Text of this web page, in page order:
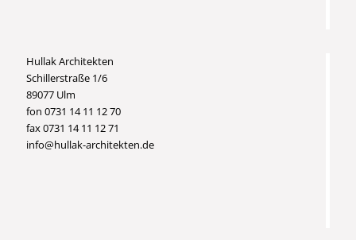
Hullak Architekten
Schillerstraße 1/6
89077 Ulm
fon 0731 14 11 12 70
fax 0731 14 11 12 71
info@hullak-architekten.de